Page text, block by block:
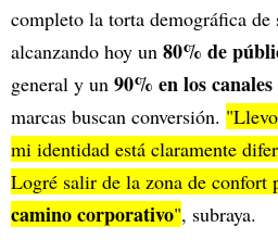
completo la torta demográfica de
alcanzando hoy un 80% de
general y un 90% en los canales
marcas buscan conversión.
mi identidad está claramente
Logré salir de la zona de confort
camino corporativo", subraya.